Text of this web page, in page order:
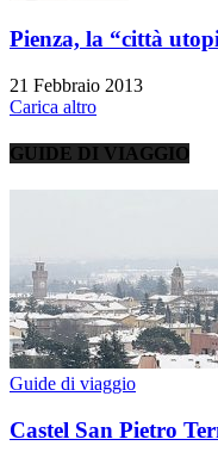
Pienza, la “città
21 Febbraio 2013
Carica altro
GUIDE DI VIAGGIO
Guide di viaggio
Castel San Pietro